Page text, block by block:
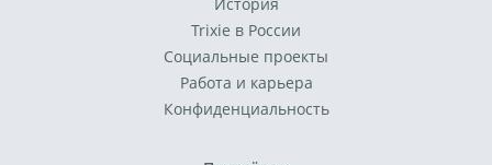
Trixie в России
Социальные проекты
Работа и карьера
Конфиденциальность